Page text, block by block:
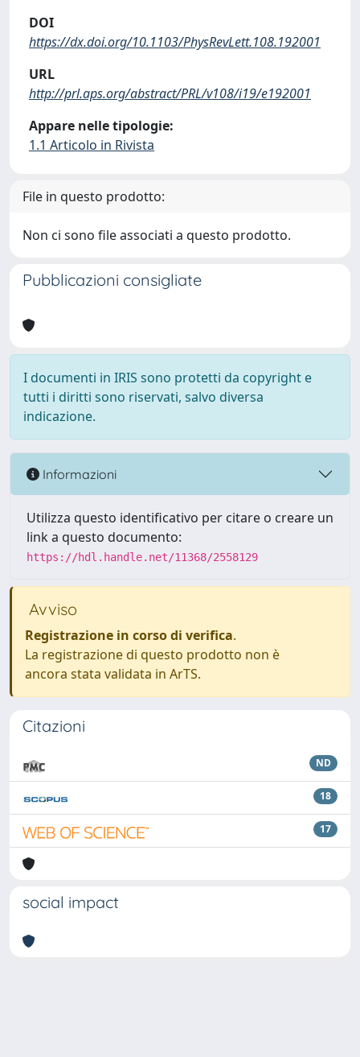
DOI
https://dx.doi.org/10.1103/PhysRevLett.108.192001
URL
http://prl.aps.org/abstract/PRL/v108/i19/e192001
Appare nelle tipologie:
1.1 Articolo in Rivista
File in questo prodotto:
Non ci sono file associati a questo prodotto.
Pubblicazioni consigliate
I documenti in IRIS sono protetti da copyright e
tutti i diritti sono riservati, salvo diversa
indicazione.
Informazioni
Utilizza questo identificativo per citare o creare un
link a questo documento:
https://hdl.handle.net/11368/2558129
Avviso
Registrazione in corso di verifica.
La registrazione di questo prodotto non è
ancora stata validata in ArTS.
Citazioni
ND
18
17
social impact